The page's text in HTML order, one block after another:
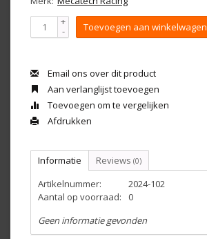
+
- Toevoegen aan winkelwagen
Email ons over dit product
Aan verlanglijst toevoegen
Toevoegen om te vergelijken
Afdrukken
Informatie Reviews (0)
Artikelnummer:
2024-102
Aantal op voorraad:
0
Geen informatie gevonden